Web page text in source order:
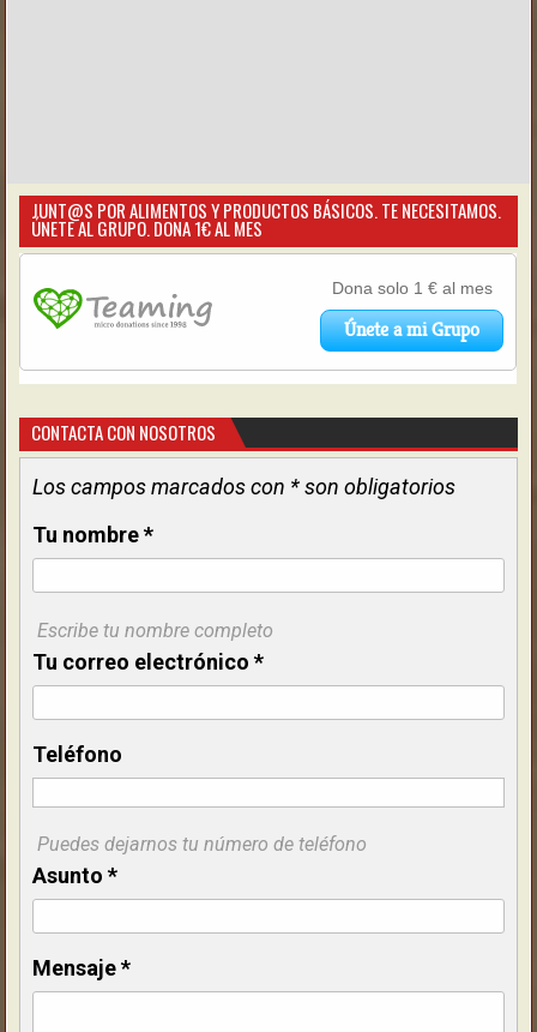
JUNT@S POR ALIMENTOS Y PRODUCTOS BÁSICOS. TE NECESITAMOS.
ÚNETE AL GRUPO. DONA 1€ AL MES
CONTACTA CON NOSOTROS
Los campos marcados con * son obligatorios
Tu nombre*
Escribe tu nombre completo
Tu correo electrónico*
Teléfono
Puedes dejarnos tu número de teléfono
Asunto*
Mensaje*